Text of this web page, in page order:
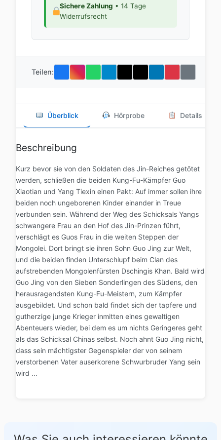
Sichere Zahlung • 14 Tage
Widerrufsrecht
Teilen:
Überblick Hörprobe Details
Beschreibung
Kurz bevor sie von den Soldaten des Jin-Reiches getötet
werden, schließen die beiden Kung-Fu-Kämpfer Guo
Xiaotian und Yang Tiexin einen Pakt: Auf immer sollen ihre
beiden noch ungeborenen Kinder einander in Treue
verbunden sein. Während der Weg des Schicksals Yangs
schwangere Frau an den Hof des Jin-Prinzen führt,
verschlägt es Guos Frau in die weiten Steppen der
Mongolei. Dort bringt sie ihren Sohn Guo Jing zur Welt,
und die beiden finden Unterschlupf beim Clan des
aufstrebenden Mongolenfürsten Dschingis Khan. Bald wird
Guo Jing von den Sieben Sonderlingen des Südens, den
herausragendsten Kung-Fu-Meistern, zum Kämpfer
ausgebildet. Und schon bald findet sich der tapfere und
gutherzige junge Krieger inmitten eines gewaltigen
Abenteuers wieder, bei dem es um nichts Geringeres geht
als das Schicksal Chinas selbst. Noch ahnt Guo Jing nicht,
dass sein mächtigster Gegenspieler der von seinem
verstorbenen Vater auserkorene Schwurbruder Yang sein
wird ...